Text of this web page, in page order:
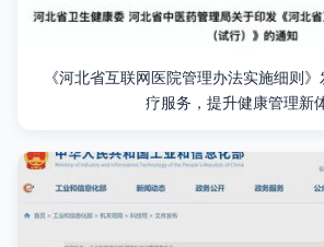
《河北省互联网医院管理办法实施细则
疗服务，提升健康管理新